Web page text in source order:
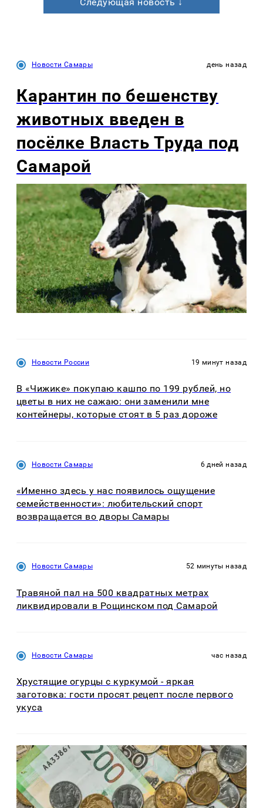
Новости Самары день назад
Карантин по бешенству
животных введен в
посёлке Власть Труда под
Самарой
Новости России 19 минут назад
В «Чижике» покупаю кашпо по 199 рублей, но
цветы в них не сажаю: они заменили мне
контейнеры, которые стоят в 5 раз дороже
Новости Самары 6 дней назад
«Именно здесь у нас появилось ощущение
семейственности»: любительский спорт
возвращается во дворы Самары
Новости Самары 52 минуты назад
Травяной пал на 500 квадратных метрах
ликвидировали в Рощинском под Самарой
Новости Самары час назад
Хрустящие огурцы с куркумой - яркая
заготовка: гости просят рецепт после первого
укуса